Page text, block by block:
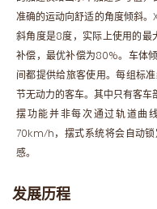
准确的运动向舒适的角度倾斜
斜角度是8度，实际上使用的最
补偿，最优补偿为80%。车体
间都提供给旅客使用。每组标
节无动力的客车。其中只有客
摆功能并非每次通过轨道曲
70km/h，摆式系统将会自动锁
感。
发展历程